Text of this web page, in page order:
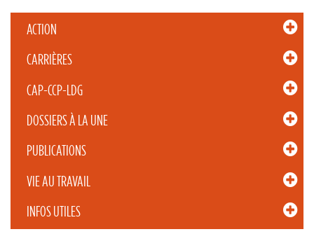
ACTION
CARRIÈRES
CAP-CCP-LDG
DOSSIERS À LA UNE
PUBLICATIONS
VIE AU TRAVAIL
INFOS UTILES